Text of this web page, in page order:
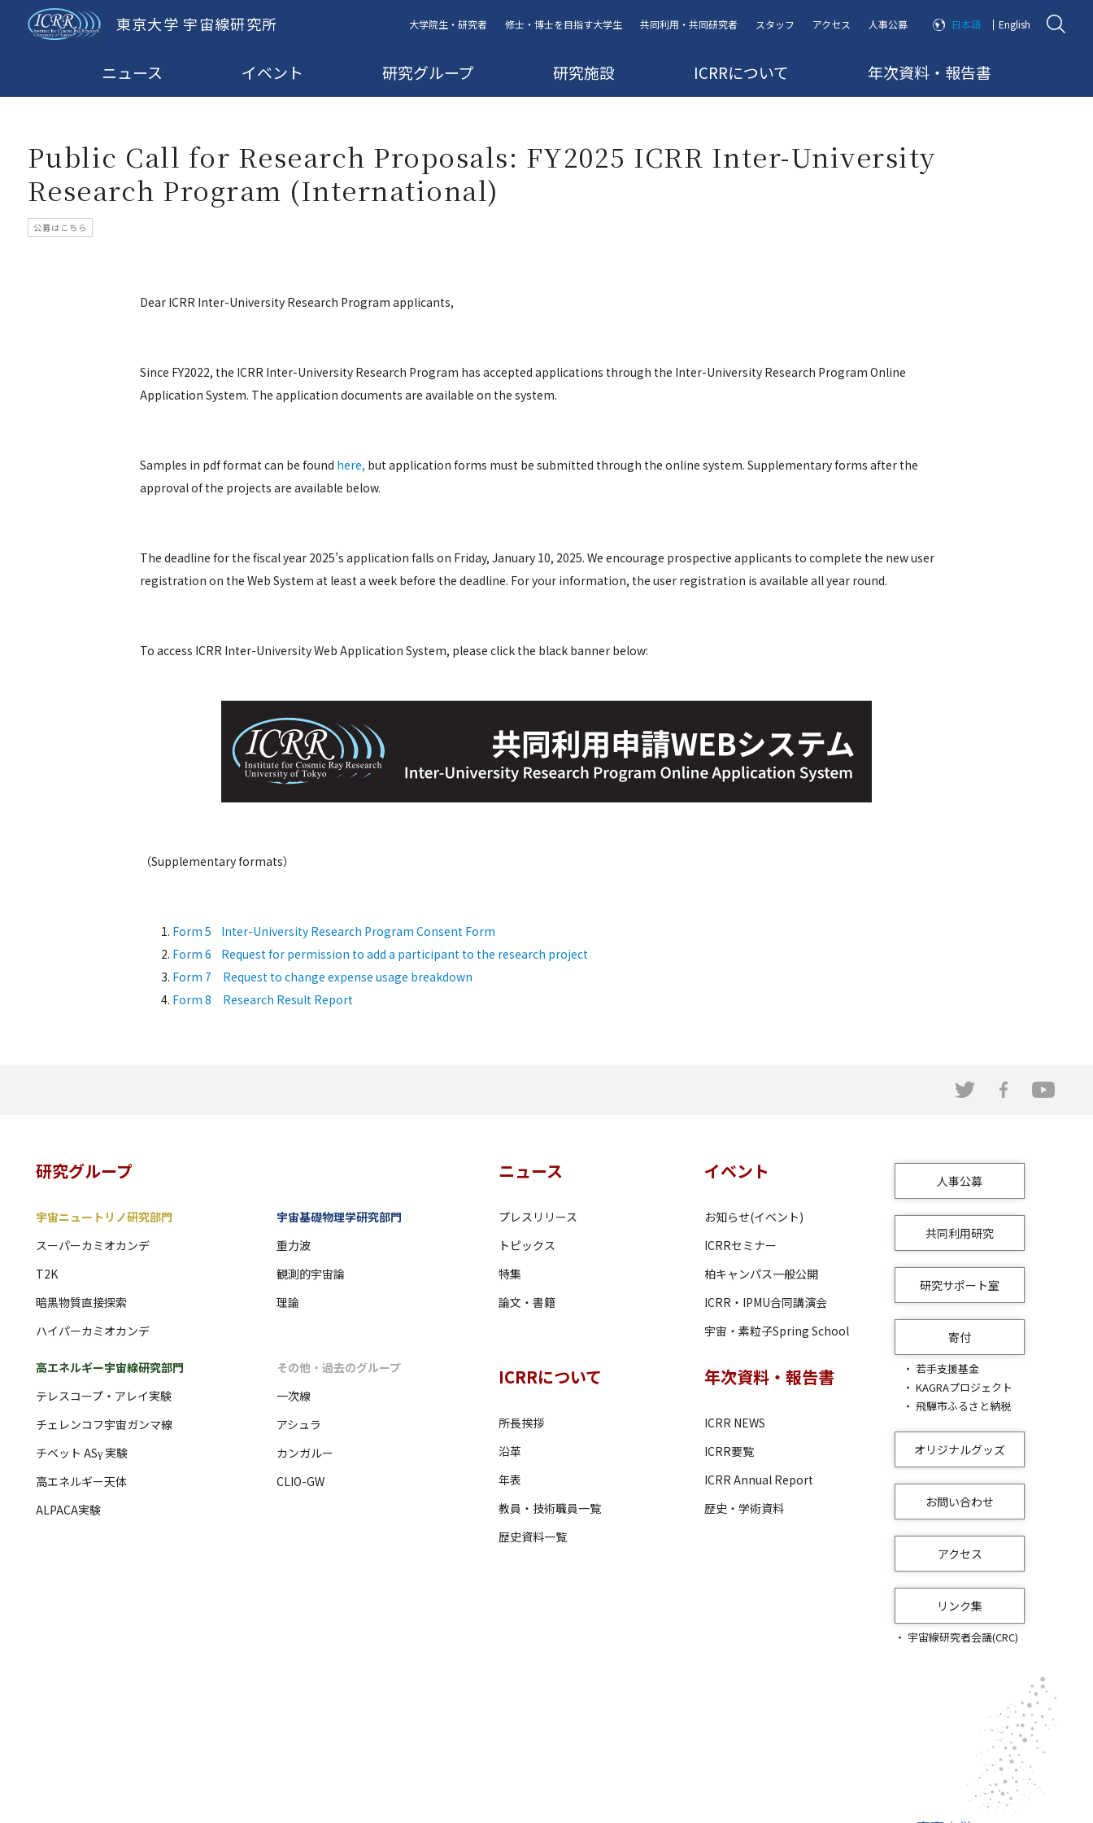
東京大学 宇宙線研究所 大学院生・研究者 修士・博士を目指す大学生 共同利用・共同研究者 スタッフ アクセス 人事公募 日本語 English
ニュース イベント 研究グループ 研究施設 ICRRについて 年次資料・報告書
Public Call for Research Proposals: FY2025 ICRR Inter-University
Research Program (International)
公募はこちら
Dear ICRR Inter-University Research Program applicants,
Since FY2022, the ICRR Inter-University Research Program has accepted applications through the Inter-University Research Program Online
Application System. The application documents are available on the system.
Samples in pdf format can be found here, but application forms must be submitted through the online system. Supplementary forms after the
approval of the projects are available below.
The deadline for the fiscal year 2025’s application falls on Friday, January 10, 2025. We encourage prospective applicants to complete the new user
registration on the Web System at least a week before the deadline. For your information, the user registration is available all year round.
To access ICRR Inter-University Web Application System, please click the black banner below:
（Supplementary formats）
Form 5 Inter-University Research Program Consent Form
Form 6 Request for permission to add a participant to the research project
Form 7 Request to change expense usage breakdown
Form 8 Research Result Report
研究グループ
宇宙ニュートリノ研究部門
スーパーカミオカンデ
T2K
暗黒物質直接探索
ハイパーカミオカンデ
宇宙基礎物理学研究部門
重力波
観測的宇宙論
理論
高エネルギー宇宙線研究部門
テレスコープ・アレイ実験
チェレンコフ宇宙ガンマ線
チベット ASγ 実験
高エネルギー天体
ALPACA実験
その他・過去のグループ
一次線
アシュラ
カンガルー
CLIO-GW
ニュース
プレスリリース
トピックス
特集
論文・書籍
イベント
お知らせ(イベント)
ICRRセミナー
柏キャンパス一般公開
ICRR・IPMU合同講演会
宇宙・素粒子Spring School
ICRRについて
所長挨拶
沿革
年表
教員・技術職員一覧
歴史資料一覧
年次資料・報告書
ICRR NEWS
ICRR要覧
ICRR Annual Report
歴史・学術資料
人事公募
共同利用研究
研究サポート室
寄付
若手支援基金
KAGRAプロジェクト
飛騨市ふるさと納税
オリジナルグッズ
お問い合わせ
アクセス
リンク集
宇宙線研究者会議(CRC)